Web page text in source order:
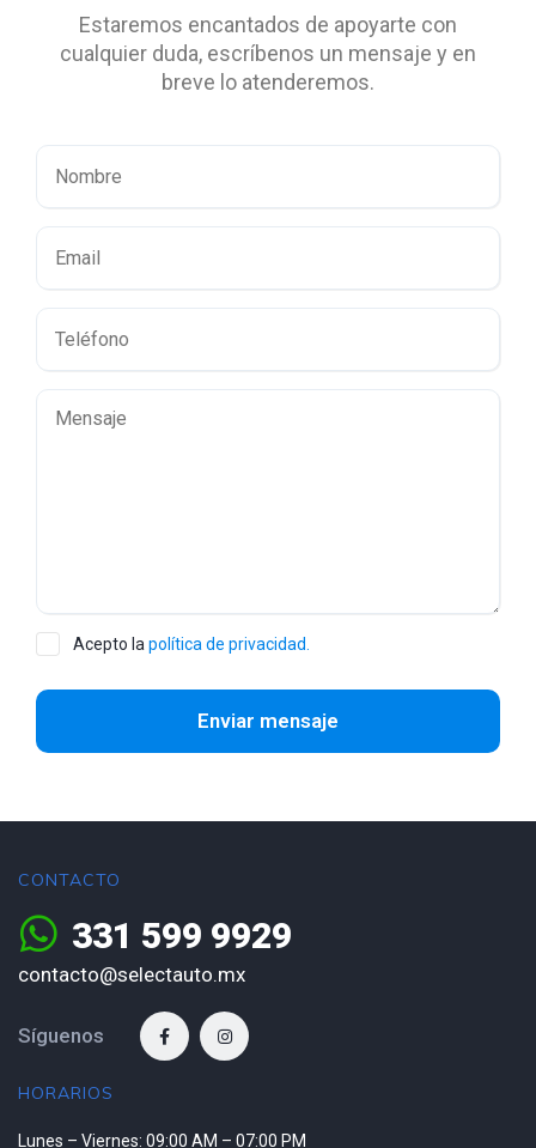
Estaremos encantados de apoyarte con
cualquier duda, escríbenos un mensaje y en
breve lo atenderemos.
Acepto la política de privacidad.
Enviar mensaje
HORARIOS
Lunes – Viernes: 09:00 AM – 07:00 PM
CONTACTO
331 599 9929
contacto@selectauto.mx
Síguenos